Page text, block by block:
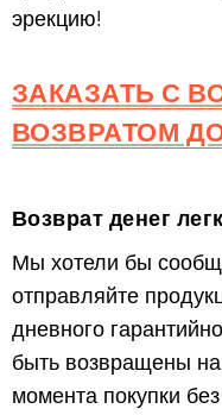
эрекцию!
ЗАКАЗАТЬ С
ВОЗВРАТОМ
Возврат денег
Мы хотели бы
отправляйте
дневного
быть возвращены
момента покупки